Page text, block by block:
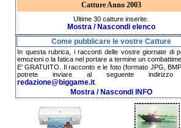
Catture Anno 2003
Ultime 30 catture inserite.
Mostra / Nascondi elenco
Come pubblicare le vostre Catture
In questa rubrica, i racconti delle vostre giornate di
emozioni o la fatica nel portare a termine un
E' GRATUITO. Il racconto e le foto (formato JPG,
potrete inviare al seguente indirizzo
redazione@biggame.it
Mostra / Nascondi INFO